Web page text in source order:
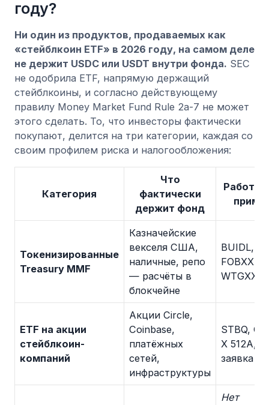
году?
Ни один из продуктов, продаваемых как
«стейблкоин ETF» в 2026 году, на самом деле
не держит USDC или USDT внутри фонда. SEC
не одобрила ETF, напрямую держащий
стейблкоины, и согласно действующему
правилу Money Market Fund Rule 2a-7 не может
этого сделать. То, что инвесторы фактически
покупают, делится на три категории, каждая со
своим профилем риска и налогообложения:
Категория
Что
фактически
держит фонд
Токенизированные
Treasury MMF
Казначейские
векселя США,
наличные, репо
— расчёты в
блокчейне
BUIDL,
FOBXX,
WTGXX,
ETF на акции
стейблкоин-
компаний
Акции Circle,
Coinbase,
платёжных
сетей,
инфраструктуры
STBQ,
X 512A,
заявка
Нет